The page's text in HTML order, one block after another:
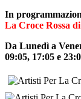
In
La Croce Rossa
Da Lunedì a
09:05, 17:05 e